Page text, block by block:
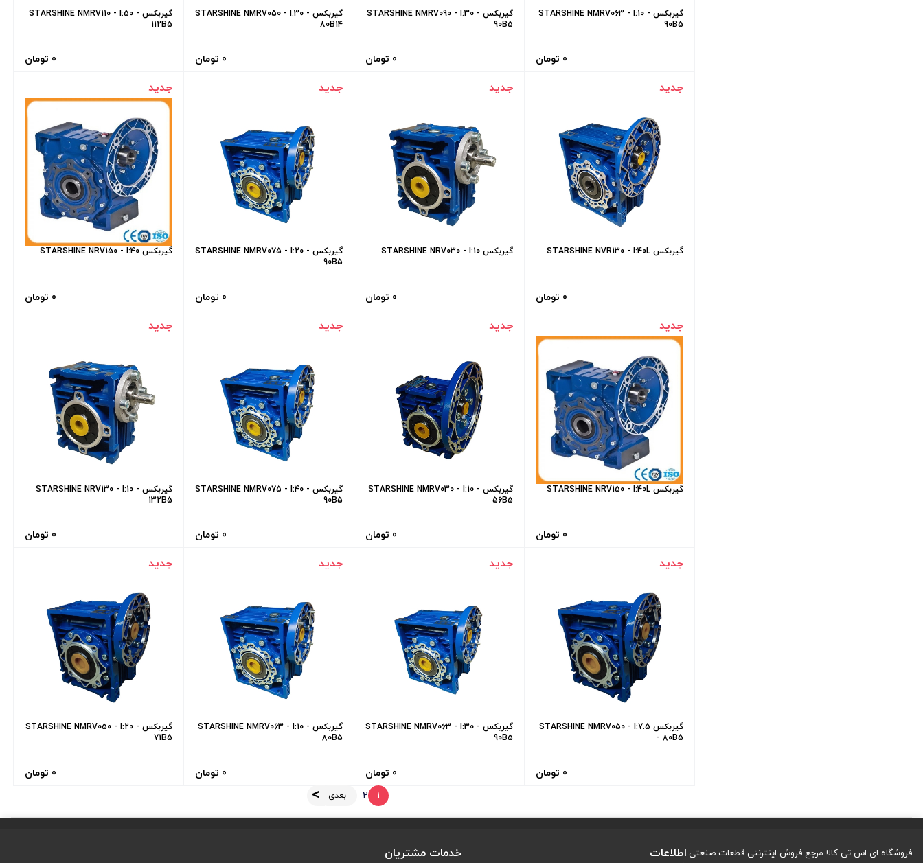
گیربکس STARSHINE NMRV063 - I:10 -
90B5
0 تومان
گیربکس STARSHINE NMRV090 - I:30 -
90B5
0 تومان
گیربکس STARSHINE NMRV050 - I:30 -
80B14
0 تومان
گیربکس STARSHINE NMRV110 - I:50 -
112B5
0 تومان
جدید
گیربکس STARSHINE NVR130 - I:40L
0 تومان
جدید
گیربکس STARSHINE NRV030 - I:10
0 تومان
جدید
گیربکس STARSHINE NMRV075 - I:20 -
90B5
0 تومان
جدید
گیربکس STARSHINE NRV150 - I:40
0 تومان
جدید
گیربکس STARSHINE NRV150 - I:40L
0 تومان
جدید
گیربکس STARSHINE NMRV030 - I:10 -
56B5
0 تومان
جدید
گیربکس STARSHINE NMRV075 - I:40 -
90B5
0 تومان
جدید
گیربکس STARSHINE NRV130 - I:10 -
132B5
0 تومان
جدید
گیربکس STARSHINE NMRV050 - I:7.5
- 80B5
0 تومان
جدید
گیربکس STARSHINE NMRV063 - I:30 -
90B5
0 تومان
جدید
گیربکس STARSHINE NMRV063 - I:10 -
80B5
0 تومان
جدید
گیربکس STARSHINE NMRV050 - I:20 -
71B5
0 تومان
1
2 بعدی
فروشگاه ای اس تی کالا مرجع فروش اینترنتی قطعات صنعتی اطلاعات خدمات مشتریان